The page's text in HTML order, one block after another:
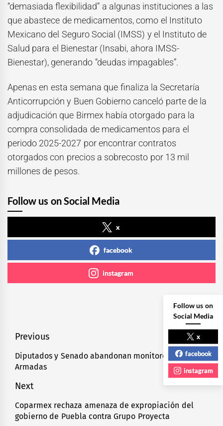
“demasiada flexibilidad” a algunas instituciones a las
que abastece de medicamentos, como el Instituto
Mexicano del Seguro Social (IMSS) y el Instituto de
Salud para el Bienestar (Insabi, ahora IMSS-
Bienestar), generando “deudas impagables”.
Apenas en esta semana que finaliza la Secretaría
Anticorrupción y Buen Gobierno canceló parte de la
adjudicación que Birmex había otorgado para la
compra consolidada de medicamentos para el
periodo 2025-2027 por encontrar contratos
otorgados con precios a sobrecosto por 13 mil
millones de pesos.
Follow us on Social Media
x
facebook
instagram
Navegación
de
entradas
Previous
Previous
post:
Diputados y Senado abandonan monitoreo a Fuerzas
Armadas
Next
Next
post:
Coparmex rechaza amenaza de expropiación del
gobierno de Puebla contra Grupo Proyecta
Follow us on
Social Media
x
facebook
instagram